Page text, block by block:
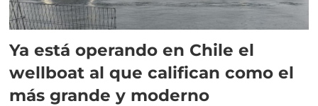
Ya está operando en Chile el
wellboat al que califican como el
más grande y moderno